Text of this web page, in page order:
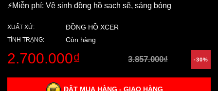
⚡️Miễn phí: Vệ sinh đồng hồ sạch sẽ, sáng bóng
XUẤT XỨ: ĐỒNG HỒ XCER
TÌNH TRẠNG: Còn hàng
2.700.000₫ 3.857.000₫ -30%
ĐẶT MUA HÀNG - GIAO HÀNG